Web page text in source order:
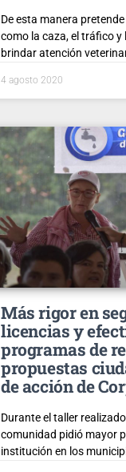
De esta manera
como la caza, el tráfico y
brindar atención
4 agosto 2020
Más rigor en
licencias y
programas de
propuestas
de acción de
Durante el taller
comunidad pidió mayor
institución en los